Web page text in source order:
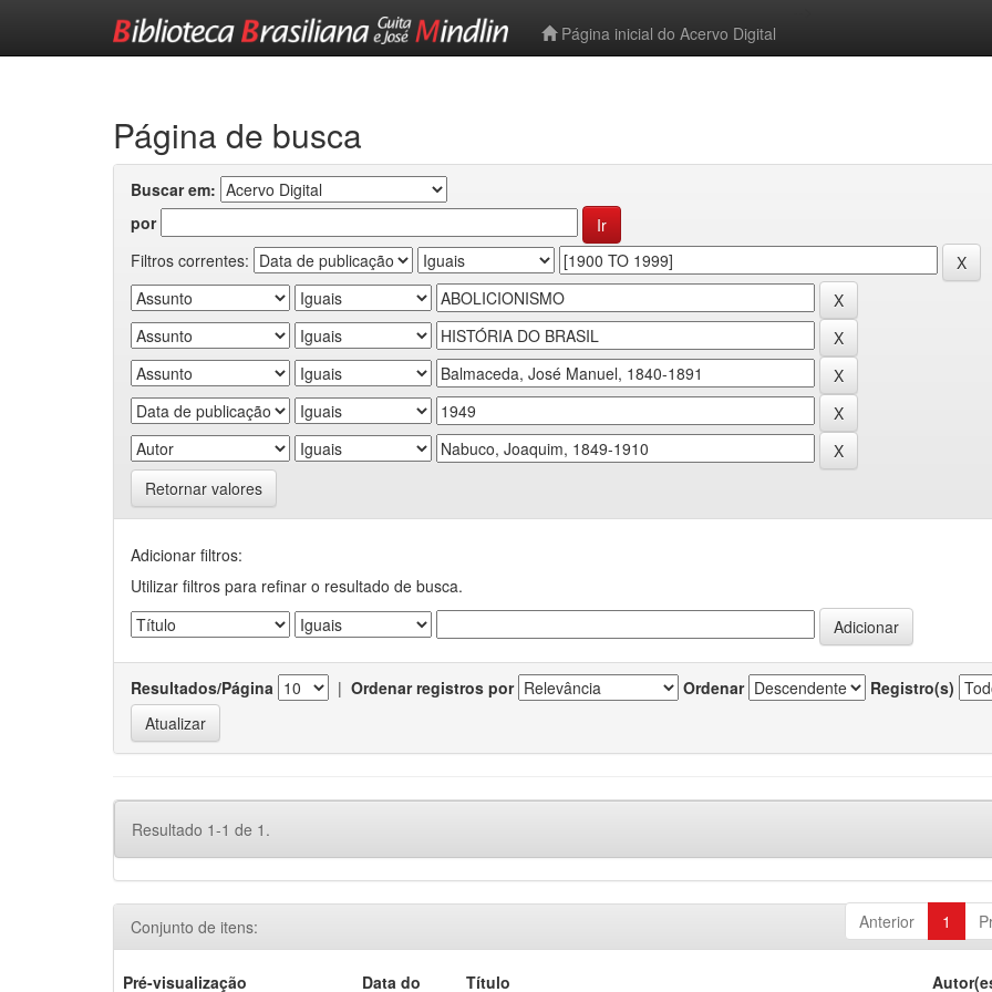
Página inicial do Acervo Digital
Página de busca
Buscar em:
por
Filtros correntes:
Retornar valores
Adicionar filtros:
Utilizar filtros para refinar o resultado de busca.
Resultados/Página | Ordenar registros por Ordenar Registro(s)
Resultado 1-1 de 1.
Anterior 1
Conjunto de itens:
Pré-visualização Data do Título